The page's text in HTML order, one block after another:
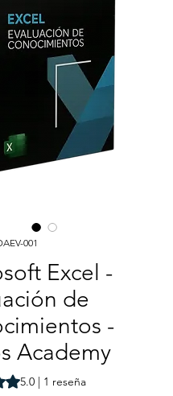
001
Excel -
de
-
Academy
la calificación es de
5.0 | 1 reseña